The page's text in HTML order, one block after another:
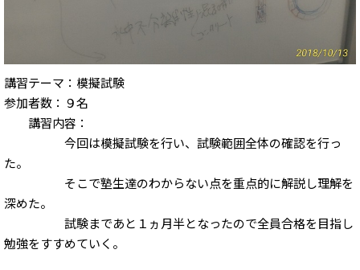
講習テーマ：模擬試験
参加者数：９名
講習内容：
今回は模擬試験を行い、試験範囲全体の確認を行っ
た。
そこで塾生達のわからない点を重点的に解説し理解を
深めた。
試験まであと１ヵ月半となったので全員合格を目指し
勉強をすすめていく。